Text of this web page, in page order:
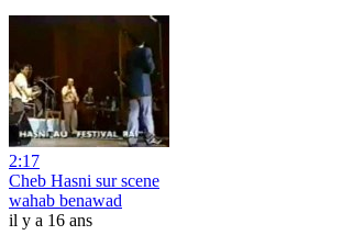
2:17
Cheb Hasni sur scene
wahab benawad
il y a 16 ans